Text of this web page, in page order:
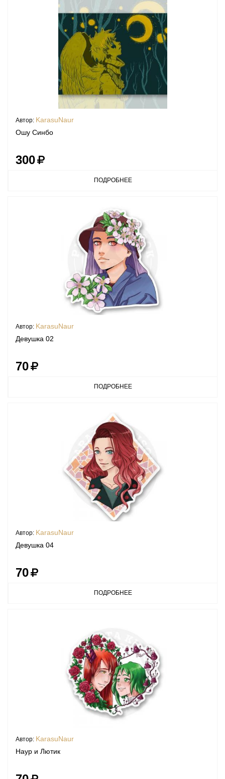
Автор: KarasuNaur
Ошу Синбо
300
ПОДРОБНЕЕ
Автор: KarasuNaur
Девушка 02
70
ПОДРОБНЕЕ
Автор: KarasuNaur
Девушка 04
70
ПОДРОБНЕЕ
Автор: KarasuNaur
Наур и Лютик